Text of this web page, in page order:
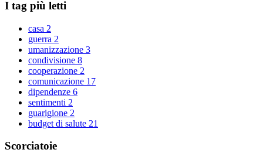
I tag più letti
casa 2
guerra 2
umanizzazione 3
condivisione 8
cooperazione 2
comunicazione 17
dipendenze 6
sentimenti 2
guarigione 2
budget di salute 21
Scorciatoie